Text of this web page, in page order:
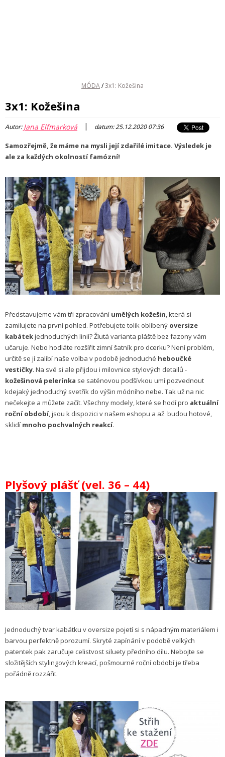
MÓDA/3x1: Kožešina
3x1: Kožešina
Autor:Jana Elfmarková | datum: 25.12.2020 07:36
Samozřejmě, že máme na mysli její zdařilé imitace. Výsledek je
ale za každých okolností famózní!
Představujeme vám tři zpracování umělých kožešin, která si
zamilujete na první pohled. Potřebujete tolik oblíbený oversize
kabátekjednoduchých linií? Žlutá varianta pláště bez fazony vám
učaruje. Nebo hodláte rozšířit zimní šatník pro dcerku? Není problém,
určitě se jí zalíbí naše volba v podobě jednoduché heboučké
vestičky. Na své si ale přijdou i milovnice stylových detailů -
kožešinová pelerínka se saténovou podšívkou umí pozvednout
kdejaký jednoduchý svetřík do výšin módního nebe. Tak už na nic
nečekejte a můžete začít. Všechny modely, které se hodí pro aktuální
roční období, jsou k dispozici v našem eshopu a až budou hotové,
sklidí mnoho pochvalných reakcí.
Plyšový plášť (vel. 36 – 44)
Jednoduchý tvar kabátku v oversize pojetí si s nápadným materiálem i
barvou perfektně porozumí. Skryté zapínání v podobě velkých
patentek pak zaručuje celistvost siluety předního dílu. Nebojte se
složitějších stylingových kreací, pošmourné roční období je třeba
pořádně rozzářit.